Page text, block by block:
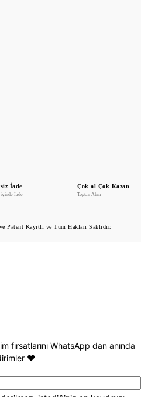
İade
içinde İade
Çok al Çok Kazan
Toptan Alım
Kayıtlı ve Tüm Hakları Saklıdır.
fırsatlarını WhatsApp dan anında
♥️